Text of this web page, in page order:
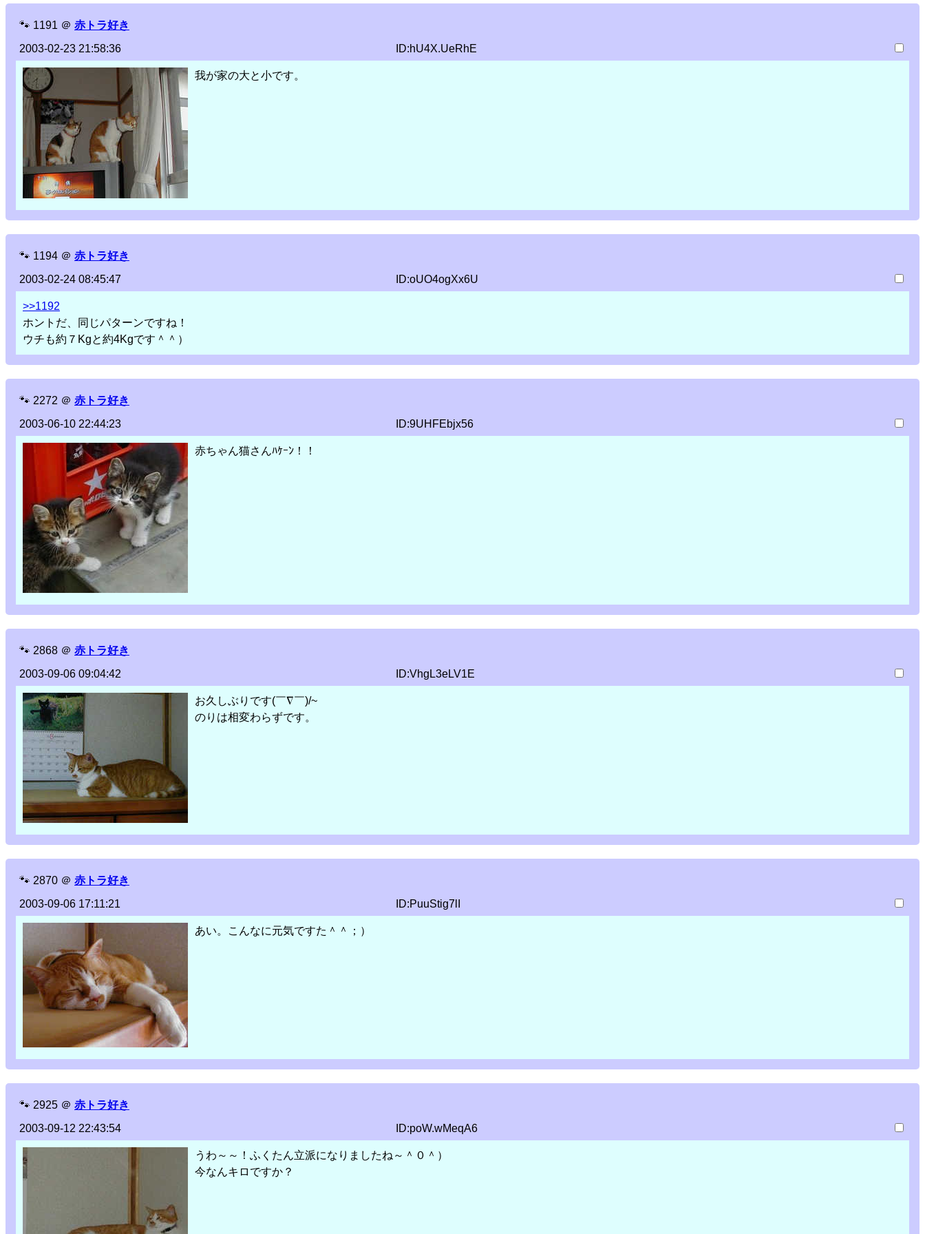
🐾 1191 ＠ 赤トラ好き
2003-02-23 21:58:36
ID:hU4X.UeRhE
我が家の大と小です。
🐾 1194 ＠ 赤トラ好き
2003-02-24 08:45:47
ID:oUO4ogXx6U
>>1192
ホントだ、同じパターンですね！
ウチも約７Kgと約4Kgです＾＾）
🐾 2272 ＠ 赤トラ好き
2003-06-10 22:44:23
ID:9UHFEbjx56
赤ちゃん猫さんﾊｹｰﾝ！！
🐾 2868 ＠ 赤トラ好き
2003-09-06 09:04:42
ID:VhgL3eLV1E
お久しぶりです(￣∇￣)/~
のりは相変わらずです。
🐾 2870 ＠ 赤トラ好き
2003-09-06 17:11:21
ID:PuuStig7lI
あい。こんなに元気ですた＾＾；）
🐾 2925 ＠ 赤トラ好き
2003-09-12 22:43:54
ID:poW.wMeqA6
うわ～～！ふくたん立派になりましたね～＾０＾）
今なんキロですか？